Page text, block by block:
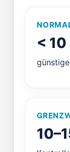
<